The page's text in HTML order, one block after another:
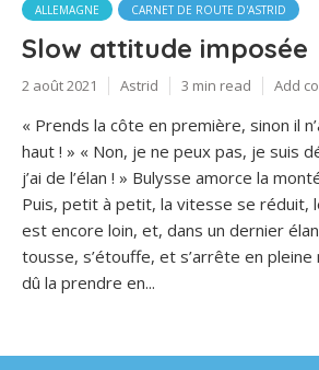
ALLEMAGNE CARNET DE ROUTE D'ASTRID
Slow attitude imposée
2 août 2021 Astrid 3 min read Add
« Prends la côte en première, sinon il
haut ! » « Non, je ne peux pas, je suis
j’ai de l’élan ! » Bulysse amorce la
Puis, petit à petit, la vitesse se réduit,
est encore loin, et, dans un dernier
tousse, s’étouffe, et s’arrête en
dû la prendre en...